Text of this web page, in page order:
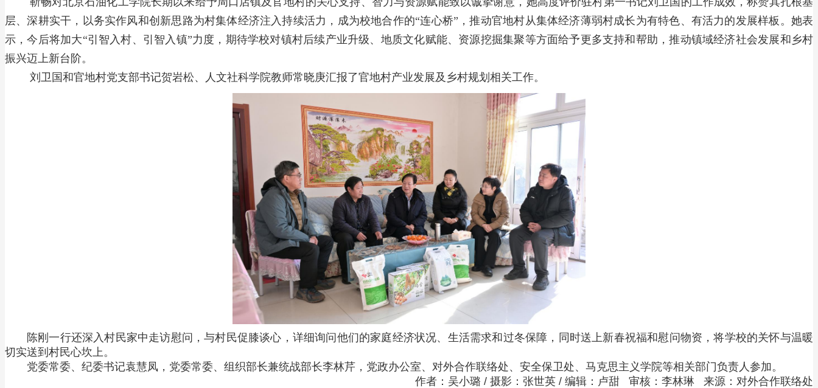
层、深耕实干，以务实作风和创新思路为村集体经济注入持续活力，成为校地合作的“连心桥”，推动官地村从集体经济薄弱村成长为有特色、有活力的发展样板。她表
示，今后将加大“引智入村、引智入镇”力度，期待学校对镇村后续产业升级、地质文化赋能、资源挖掘集聚等方面给予更多支持和帮助，推动镇域经济社会发展和乡村
振兴迈上新台阶。
刘卫国和官地村党支部书记贺岩松、人文社科学院教师常晓庚汇报了官地村产业发展及乡村规划相关工作。
陈刚一行还深入村民家中走访慰问，与村民促膝谈心，详细询问他们的家庭经济状况、生活需求和过冬保障，同时送上新春祝福和慰问物资，将学校的关怀与温暖
切实送到村民心坎上。
党委常委、纪委书记袁慧凤，党委常委、组织部长兼统战部长李林芹，党政办公室、对外合作联络处、安全保卫处、马克思主义学院等相关部门负责人参加。
作者：吴小璐 / 摄影：张世英 / 编辑：卢甜 审核：李林琳 来源：对外合作联络处